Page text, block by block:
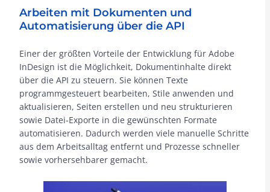
Arbeiten mit Dokumenten und
Automatisierung über die API
Einer der größten Vorteile der Entwicklung für Adobe
InDesign ist die Möglichkeit, Dokumentinhalte direkt
über die API zu steuern. Sie können Texte
programmgesteuert bearbeiten, Stile anwenden und
aktualisieren, Seiten erstellen und neu strukturieren
sowie Datei-Exporte in die gewünschten Formate
automatisieren. Dadurch werden viele manuelle Schritte
aus dem Arbeitsalltag entfernt und Prozesse schneller
sowie vorhersehbarer gemacht.